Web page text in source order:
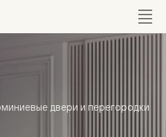
двери и перегородки